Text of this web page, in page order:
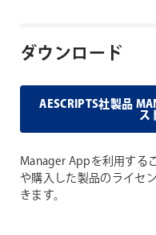
ダウンロード
AESCRIPTS社製品
ス
Manager Appを利用する
や購入した製品のライセ
きます。